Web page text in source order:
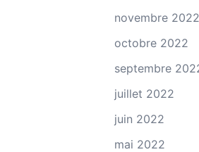
novembre 2022
octobre 2022
septembre
juillet 2022
juin 2022
mai 2022